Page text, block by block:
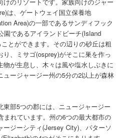
は、ゲートウェイ国立保養地
Area)の一部であるサンディフック
園であるアイランドビーチ(Island
とができます。その辺りの砂丘は粗
り、ミサゴ(osprey)がそこに巣を作っ
が生息し、木々は風や塩水しぶきに
ュージャージー州の5分の2以上が森林
東部5つの郡には、ニュージャージー
まれています。州の6つの最大都市の
ージーシティ(Jersey City)、パターソ